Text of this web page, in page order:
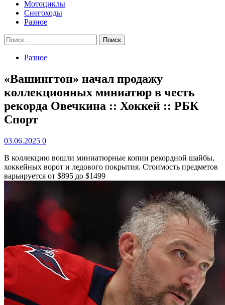
Мотоциклы
Снегоходы
Разное
Найти:
Разное
«Вашингтон» начал продажу
коллекционных миниатюр в честь
рекорда Овечкина :: Хоккей :: РБК
Спорт
03.06.2025 0
В коллекцию вошли миниатюрные копии рекордной шайбы,
хоккейных ворот и ледового покрытия. Стоимость предметов
варьируется от $895 до $1499